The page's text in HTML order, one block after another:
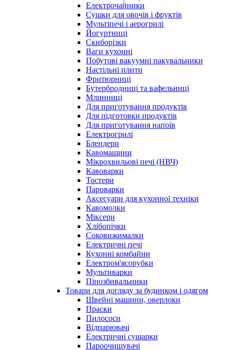
Електрочайники
Сушки для овочів і фруктів
Мультіпечі і аерогрилі
Йогуртниці
Скиборізки
Ваги кухонні
Побутові вакуумні пакувальники
Настільні плити
Фритюрниці
Бутербродниці та вафельниці
Млинниці
Для приготування продуктів
Для підготовки продуктів
Для приготування напоїв
Електрогрилі
Блендери
Кавомашини
Мікрохвильові печі (НВЧ)
Кавоварки
Тостери
Пароварки
Аксесуари для кухонної техніки
Кавомолки
Міксери
Хлібопічки
Соковижималки
Електричні печі
Кухонні комбайни
Електром'ясорубки
Мультиварки
Пінозбивальники
Товари для догляду за будинком і одягом
Швейні машини, оверлоки
Праски
Пилососи
Відпарювачі
Електричні сушарки
Пароочищувачі